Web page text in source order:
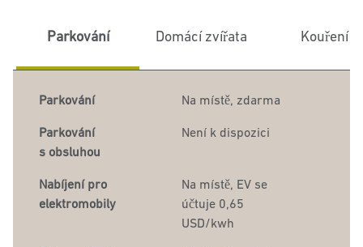
Parkování Domácí zvířata Kouření
Parkování Na místě, zdarma
Parkování
s obsluhou
Není k dispozici
Nabíjení pro
elektromobily
Na místě, EV se
účtuje 0,65
USD/kwh